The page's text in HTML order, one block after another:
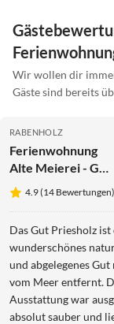
Wir wollen dir
Gäste sind bereits
RABENHOLZ
Ferienwohnung
Alte Meierei - Gut
Priesholz
4.9 (14 Bewertungen)
Das Gut Priesholz ist
wunderschönes
und abgelegenes
vom Meer entfernt.
Ausstattung war
absolut sauber und